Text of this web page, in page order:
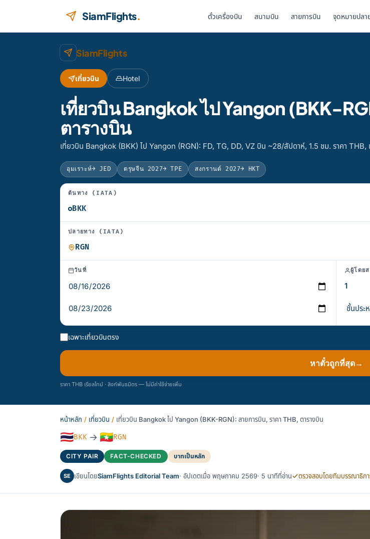
SiamFlights. ตั๋วเครื่องบิน สนามบิน สายการบิน จุดหมายปลา
SiamFlights
เที่ยวบิน Hotel
เที่ยวบิน Bangkok ไป Yangon (BKK-
ตารางบิน
เที่ยวบิน Bangkok (BKK) ไป Yangon (RGN): FD, TG, DD, VZ บิน ~28/สัปดาห์, 1.5 ชม. ราคา
อุมเราะห์→ JED ตรุษจีน 2027→ TPE สงกรานต์ 2027→ HKT
ต้นทาง (IATA)
ปลายทาง (IATA)
วันที่ ผู้โดย
เฉพาะเที่ยวบินตรง
หาตั๋วถูกที่สุด→
ราคา THB เรียลไทม์ · ลิงก์พันธมิตร — ไม่มีค่าใช้จ่ายเพิ่ม
หน้าหลัก / เที่ยวบิน / เที่ยวบิน Bangkok ไป Yangon (BKK-RGN): สายการบิน, ราคา THB, ตารางบิน
🇹🇭BKK → 🇲🇲RGN
CITY PAIR FACT-CHECKED บาทเป็นหลัก
SE เขียนโดยSiamFlights Editorial Team· อัปเดตเมื่อ พฤษภาคม 2569· 5 นาทีที่อ่าน ตรวจสอบโดยทีมบรรณาธิก